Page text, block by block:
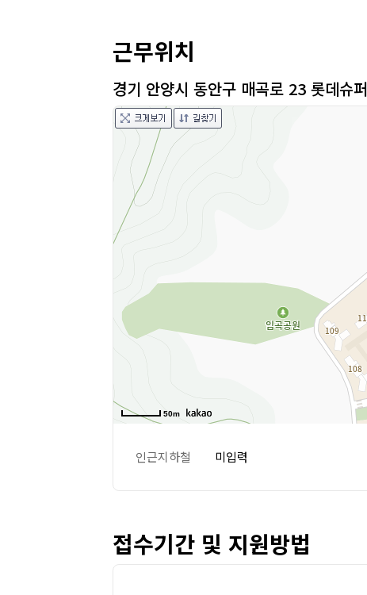
근무위치
경기 안양시 동안구 매곡로 23 롯데슈
50m
인근지하철 미입력
접수기간 및 지원방법